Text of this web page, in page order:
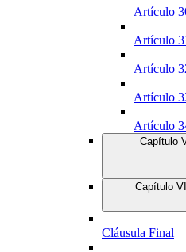
Artículo
Artículo
Artículo
Artículo
Artículo
Capítulo
Capítulo
Cláusula Final